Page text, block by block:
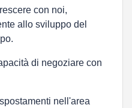
con noi,
allo sviluppo del
di negoziare con
nell'area